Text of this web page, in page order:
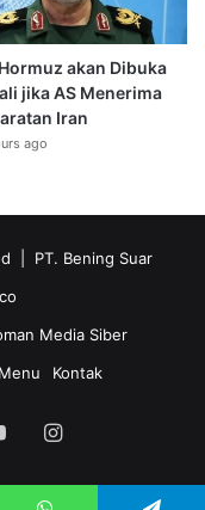
akan Dibuka
jika AS Menerima
Iran
ago
| PT. Bening Suar
Media Siber
Menu Kontak
YouTubeInstagram